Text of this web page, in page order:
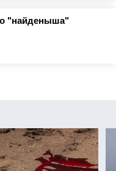
"найденыша"